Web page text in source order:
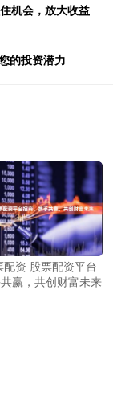
机会，放大收益
的投资潜力
资 股票配资平台
赢，共创财富未来